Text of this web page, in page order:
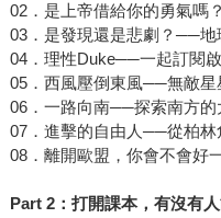
02．是上帝借給你的勇氣嗎
03．是發現還是悲劇？──地
04．理性Duke──一起訂閱
05．西風壓倒東風──無敵星
06．一路向南──探索南方的
07．進擊的自由人──從柏林
08．離開歐盟，你會不會好
Part 2：打開課本，有沒有